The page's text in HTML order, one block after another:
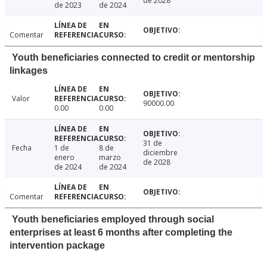
de 2023
de 2024
Comentar
Youth beneficiaries connected to credit or mentorship
linkages
Valor
0.00
0.00 90000.00
Fecha
1 de
enero
de 2024
8 de
marzo
de 2024
31 de
diciembre
de 2028
Comentar
Youth beneficiaries employed through social
enterprises at least 6 months after completing the
intervention package